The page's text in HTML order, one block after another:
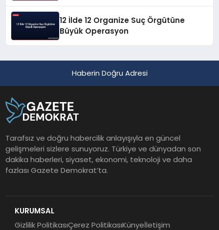
12 İlde 12 Organize Suç Örgütüne
Büyük Operasyon
Haberin Doğru Adresi
Tarafsız ve doğru habercilik anlayışıyla en güncel
gelişmeleri sizlere sunuyoruz. Türkiye ve dünyadan son
dakika haberleri, siyaset, ekonomi, teknoloji ve daha
fazlası Gazete Demokrat’ta.
KURUMSAL
Gizlilik PolitikasıÇerez PolitikasıKünyeİletişim